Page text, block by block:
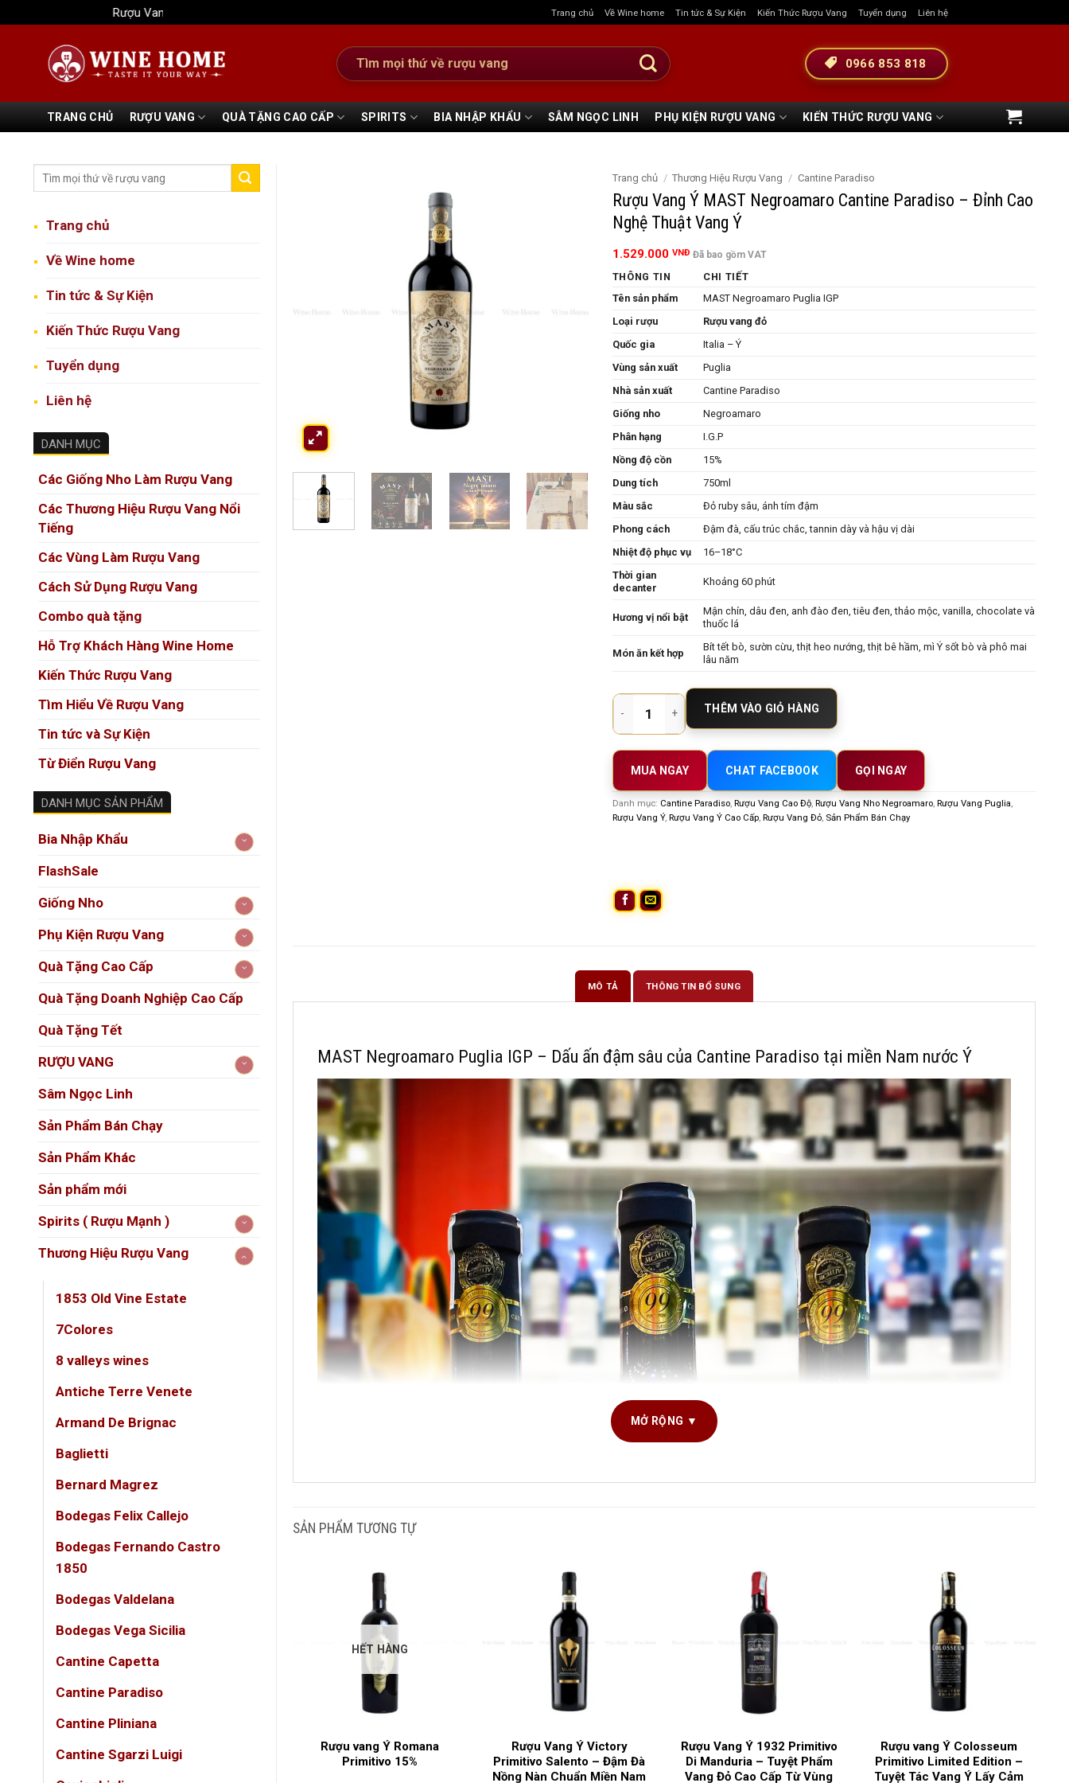
qua
Rượu Vang Wine Home Trang chủ Về Wine home Tin tức & Sự Kiện Kiến Thức Rượu Vang Tuyển dụng Liên hệ
Tìm
kiếm:
0966 853 818
TRANG CHỦ RƯỢU VANG QUÀ TẶNG CAO CẤP SPIRITS BIA NHẬP KHẨU SÂM NGỌC LINH PHỤ KIỆN RƯỢU VANG KIẾN THỨC RƯỢU VANG
Trang chủ
Về Wine home
Tin tức & Sự Kiện
Kiến Thức Rượu Vang
Tuyển dụng
Liên hệ
DANH MỤC
Các Giống Nho Làm Rượu Vang
Các Thương Hiệu Rượu Vang Nổi
Tiếng
Các Vùng Làm Rượu Vang
Cách Sử Dụng Rượu Vang
Combo quà tặng
Hỗ Trợ Khách Hàng Wine Home
Kiến Thức Rượu Vang
Tìm Hiểu Về Rượu Vang
Tin tức và Sự Kiện
Từ Điển Rượu Vang
DANH MỤC SẢN PHẨM
Bia Nhập Khẩu
FlashSale
Giống Nho
Phụ Kiện Rượu Vang
Quà Tặng Cao Cấp
Quà Tặng Doanh Nghiệp Cao Cấp
Quà Tặng Tết
RƯỢU VANG
Sâm Ngọc Linh
Sản Phẩm Bán Chạy
Sản Phẩm Khác
Sản phẩm mới
Spirits ( Rượu Mạnh )
Thương Hiệu Rượu Vang
1853 Old Vine Estate
7Colores
8 valleys wines
Antiche Terre Venete
Armand De Brignac
Baglietti
Bernard Magrez
Bodegas Felix Callejo
Bodegas Fernando Castro
1850
Bodegas Valdelana
Bodegas Vega Sicilia
Cantine Capetta
Cantine Paradiso
Cantine Pliniana
Cantine Sgarzi Luigi
Trang chủ / Thương Hiệu Rượu Vang / Cantine Paradiso
Rượu Vang Ý MAST Negroamaro Cantine Paradiso – Đỉnh Cao
Nghệ Thuật Vang Ý
1.529.000 VNĐ Đã bao gồm VAT
THÔNG TIN
CHI TIẾT
Tên sản phẩm
MAST Negroamaro Puglia IGP
Loại rượu
Rượu vang đỏ
Quốc gia
Italia – Ý
Vùng sản xuất
Puglia
Nhà sản xuất
Cantine Paradiso
Giống nho
Negroamaro
Phân hạng
I.G.P
Nồng độ cồn
15%
Dung tích
750ml
Màu sắc
Đỏ ruby sâu, ánh tím đậm
Phong cách
Đậm đà, cấu trúc chắc, tannin dày và hậu vị dài
Nhiệt độ phục vụ
16–18°C
Thời gian
decanter
Khoảng 60 phút
Hương vị nổi bật
Mận chín, dâu đen, anh đào đen, tiêu đen, thảo mộc, vanilla, chocolate và
thuốc lá
Món ăn kết hợp
Bít tết bò, sườn cừu, thịt heo nướng, thịt bê hầm, mì Ý sốt bò và phô mai
lâu năm
Rượu Vang Ý MAST Negroamaro Cantine Paradiso – Đỉnh Cao Nghệ Thuật Vang Ý số lượng
THÊM VÀO GIỎ HÀNG
MUA NGAY CHAT FACEBOOK GỌI NGAY
Danh mục: Cantine Paradiso, Rượu Vang Cao Độ, Rượu Vang Nho Negroamaro, Rượu Vang Puglia
Rượu Vang Ý, Rượu Vang Ý Cao Cấp, Rượu Vang Đỏ, Sản Phẩm Bán Chạy
MÔ TẢ THÔNG TIN BỔ SUNG
MAST Negroamaro Puglia IGP – Dấu ấn đậm sâu của Cantine Paradiso tại miền Nam nước Ý
MỞ RỘNG ▼
GIỐNG NHO SẢN XUẤT
NỒNG ĐỘ
QUỐC GIA SẢN XUẤT
VÙNG LÀM RƯỢU
SẢN PHẨM TƯƠNG TỰ
HẾT HÀNG
Rượu vang Ý Romana
Primitivo 15%
Rượu Vang Ý Victory
Primitivo Salento – Đậm Đà
Nồng Nàn Chuẩn Miền Nam
Rượu Vang Ý 1932 Primitivo
Di Manduria – Tuyệt Phẩm
Vang Đỏ Cao Cấp Từ Vùng
Rượu vang Ý Colosseum
Primitivo Limited Edition –
Tuyệt Tác Vang Ý Lấy Cảm
DOLCE –
ROSSO 3L – Vang Đỏ Nhẹ